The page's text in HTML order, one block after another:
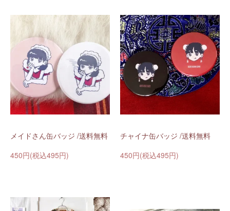
メイドさん缶バッジ /送料無料
450円(税込495円)
チャイナ缶バッジ /送料無料
450円(税込495円)